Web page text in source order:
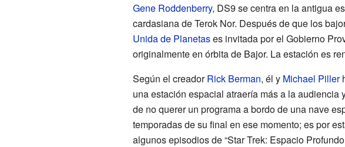
Gene Roddenberry, DS9 se centra en la antigua
cardasiana de Terok Nor. Después de que los
Unida de Planetases invitada por el Gobierno
originalmente en órbita de Bajor. La estación es
Según el creadorRick Berman, él y Michael Piller
una estación espacial atraería más a la
de no querer un programa a bordo de una nave
temporadas de su final en ese momento; es por
algunos episodios de “Star Trek: Espacio